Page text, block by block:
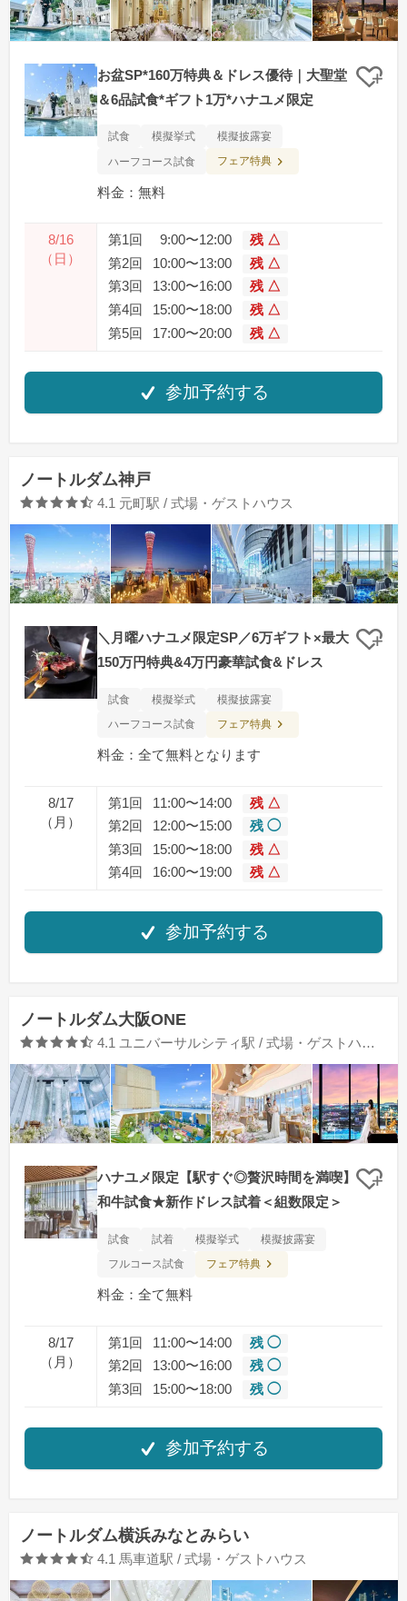
お盆SP*160万特典＆ドレス優待｜大聖堂
＆6品試食*ギフト1万*ハナユメ限定
クリ
試食 模擬挙式
模擬披露宴
ハーフコース試食
フェア特典
料金：無料
8/16
（日）
第1回 9:00〜12:00
残 △
第2回
10:00〜13:00
残 △
第3回
13:00〜16:00
残 △
第4回
15:00〜18:00
残 △
第5回
17:00〜20:00 残 △
参加予約する
ノートルダム神戸
口コミ評価
4.1 元町駅 / 式場・ゲストハウス
＼月曜ハナユメ限定SP／6万ギフト×最大
150万円特典&4万円豪華試食&ドレス
クリ
試食 模擬挙式
模擬披露宴
ハーフコース試食
フェア特典
料金：全て無料となります
8/17
（月）
第1回 11:00〜14:00
残 △
第2回
12:00〜15:00
残 ◯
第3回
15:00〜18:00
残 △
第4回
16:00〜19:00 残 △
参加予約する
ノートルダム大阪ONE
口コミ評価
4.1 ユニバーサルシティ駅 / 式場・ゲストハウス
ハナユメ限定【駅すぐ◎贅沢時間を満喫】
和牛試食★新作ドレス試着＜組数限定＞
クリ
試食 試着 模擬挙式
模擬披露宴
フルコース試食
フェア特典
料金：全て無料
8/17
（月）
第1回 11:00〜14:00
残 ◯
第2回
13:00〜16:00
残 ◯
第3回
15:00〜18:00 残 ◯
参加予約する
ノートルダム横浜みなとみらい
口コミ評価
4.1 馬車道駅 / 式場・ゲストハウス